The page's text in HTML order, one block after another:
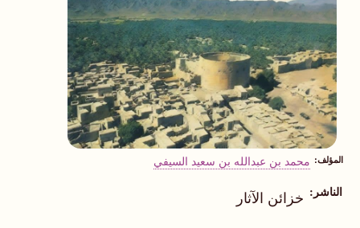
المؤلف محمد بن عبدالله بن سعيد السيفي
الناشر خزائن الآثار